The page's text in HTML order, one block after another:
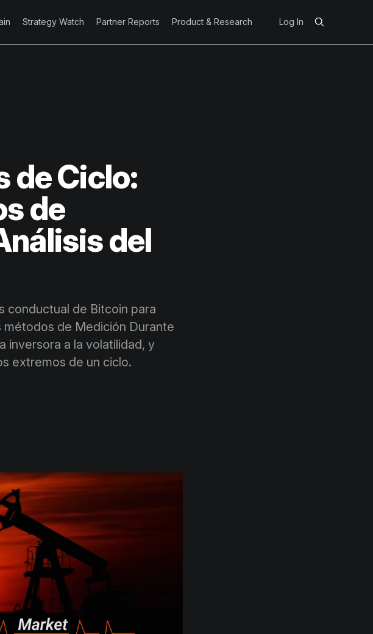
Strategy Watch Partner Reports Product & Research Log In
de Ciclo:
de
del
conductual de Bitcoin para
de Medición Durante
inversora a la volatilidad, y
extremos de un ciclo.